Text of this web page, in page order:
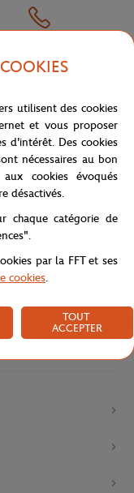
CLIENT
51 11 OU PAR MAIL
NE LOUPEZ PLUS
ET EXCLUSIVITÉS.
utilisent des cookies
et vous proposer
d'intérêt. Des cookies
nécessaires au bon
cookies évoqués
désactivés.
chaque catégorie de
par la FFT et ses
cookies.
TOUT
ACCEPTER